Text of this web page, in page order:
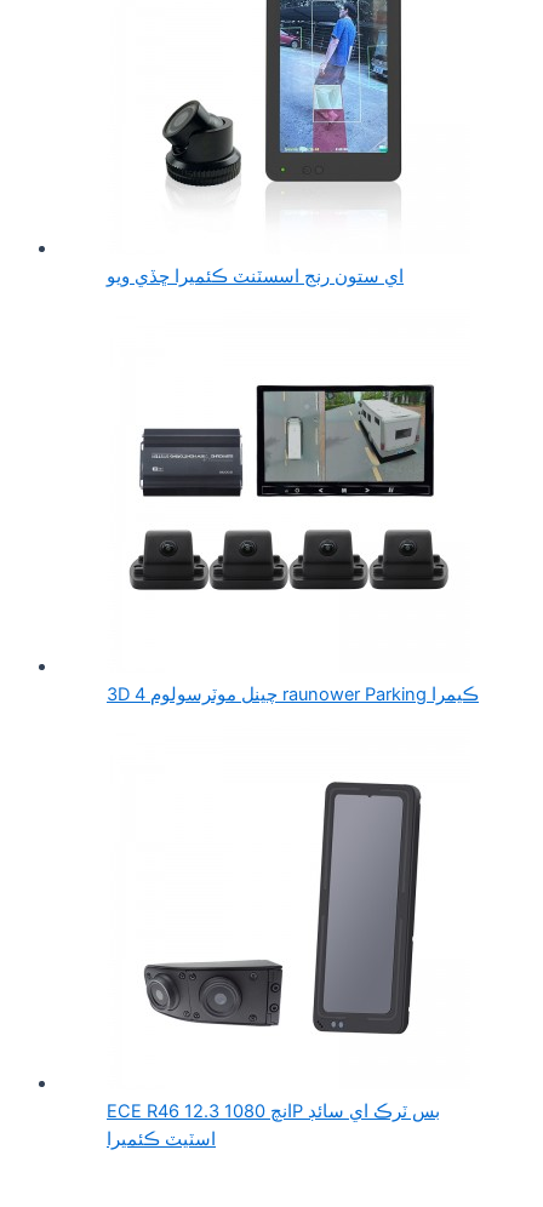
اي ستون رنج اسسٽنٽ ڪئميرا ڇڏي ويو
3D 4 چينل موٽرسولوم raunower Parking ڪيمرا
ECE R46 12.3 انچ 1080P بس ٽرڪ اي سائڊ
اسٽيٽ ڪئميرا